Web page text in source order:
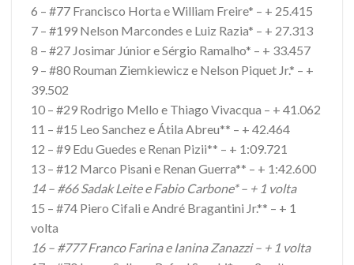
6 – #77 Francisco Horta e William Freire* – + 25.415
7 – #199 Nelson Marcondes e Luiz Razia* – + 27.313
8 – #27 Josimar Júnior e Sérgio Ramalho* – + 33.457
9 – #80 Rouman Ziemkiewicz e Nelson Piquet Jr.* – +
39.502
10 – #29 Rodrigo Mello e Thiago Vivacqua – + 41.062
11 – #15 Leo Sanchez e Átila Abreu** – + 42.464
12 – #9 Edu Guedes e Renan Pizii** – + 1:09.721
13 – #12 Marco Pisani e Renan Guerra** – + 1:42.600
14 – #66 Sadak Leite e Fabio Carbone* – + 1 volta
15 – #74 Piero Cifali e André Bragantini Jr.** – + 1
volta
16 – #777 Franco Farina e Ianina Zanazzi – + 1 volta